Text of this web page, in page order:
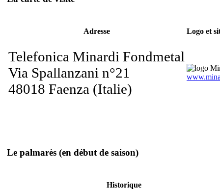
Adresse Logo et
Telefonica Minardi Fondmetal
Via Spallanzani n°21
48018 Faenza (Italie)
Le palmarès (en début de saison)
Historique